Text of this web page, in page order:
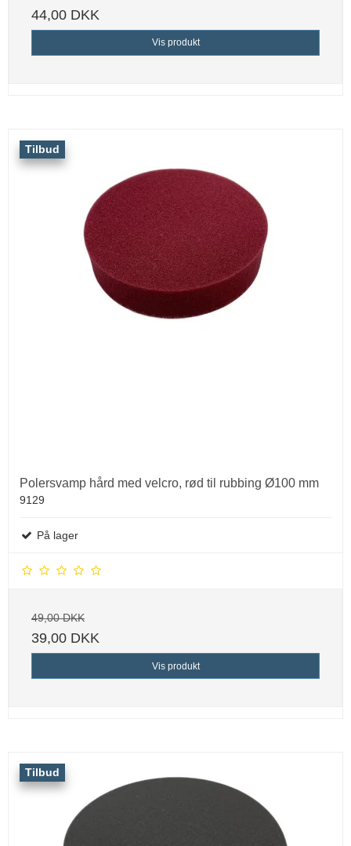
44,00 DKK
Vis produkt
Tilbud
Polersvamp hård med velcro, rød til rubbing Ø100 mm
9129
På lager
49,00 DKK
39,00 DKK
Vis produkt
Tilbud